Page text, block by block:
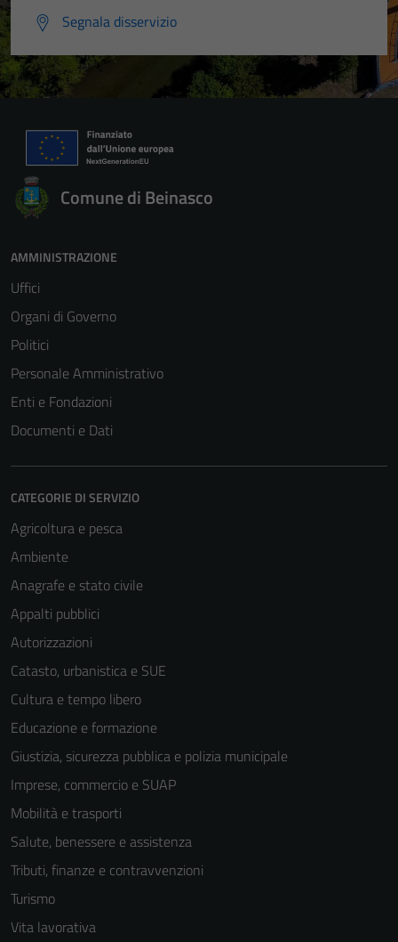
Segnala disservizio
Comune di Beinasco
AMMINISTRAZIONE
Uffici
Organi di Governo
Politici
Personale Amministrativo
Enti e Fondazioni
Documenti e Dati
CATEGORIE DI SERVIZIO
Agricoltura e pesca
Ambiente
Anagrafe e stato civile
Appalti pubblici
Autorizzazioni
Catasto, urbanistica e SUE
Cultura e tempo libero
Educazione e formazione
Giustizia, sicurezza pubblica e polizia municipale
Imprese, commercio e SUAP
Mobilità e trasporti
Salute, benessere e assistenza
Tributi, finanze e contravvenzioni
Turismo
Vita lavorativa
informazioni